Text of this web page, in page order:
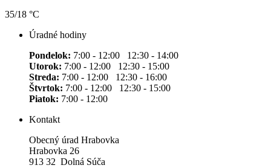
35/18 °C
Úradné hodiny
Pondelok: 7:00 - 12:00 12:30 - 14:00
Utorok: 7:00 - 12:00 12:30 - 15:00
Streda: 7:00 - 12:00 12:30 - 16:00
Štvrtok: 7:00 - 12:00 12:30 - 15:00
Piatok: 7:00 - 12:00
Kontakt
Obecný úrad Hrabovka
Hrabovka 26
913 32 Dolná Súča